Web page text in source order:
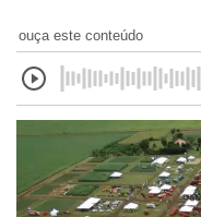
ouça este conteúdo